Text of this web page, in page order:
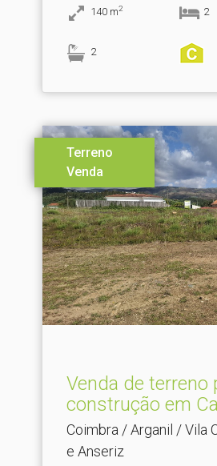
140 m2 2
2
Terreno
Venda
Venda de terreno
construção em
Coimbra / Arganil / Vila
e Anseriz